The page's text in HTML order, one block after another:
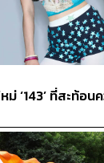
ะสายคิวต์ต้องช
/ Wacky Willy /
ม่ลืมที่จะมีร้านห
แบรนด์โลคัลดัง
/ Kin
ม่ ‘143’ ที่สะท้อ